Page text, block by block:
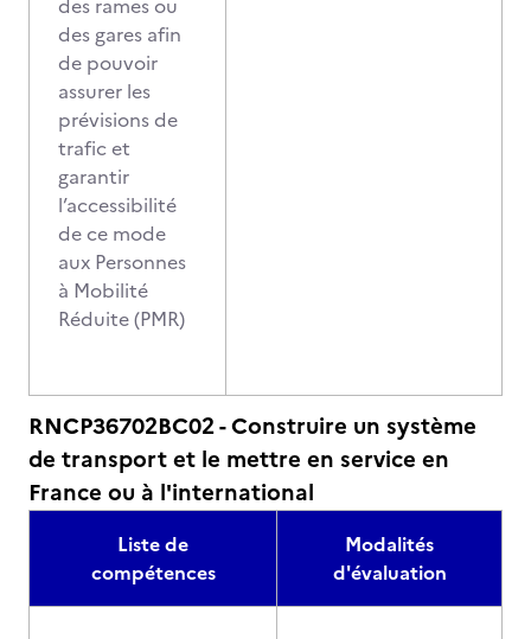
des rames ou
des gares afin
de pouvoir
assurer les
prévisions de
trafic et
garantir
l’accessibilité
de ce mode
aux Personnes
à Mobilité
Réduite (PMR)
RNCP36702BC02 - Construire un système
de transport et le mettre en service en
France ou à l'international
Liste de
compétences
Modalités
d'évaluation